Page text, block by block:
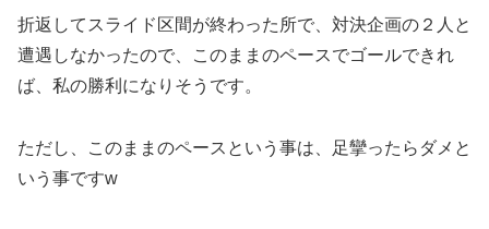
折返してスライド区間が終わった所で、対決企画の２人と
遭遇しなかったので、このままのペースでゴールできれ
ば、私の勝利になりそうです。
ただし、このままのペースという事は、足攣ったらダメと
いう事ですw